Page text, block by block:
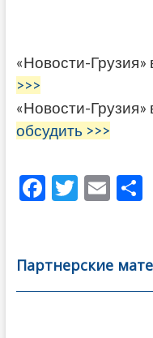
«Новости-Грузия»
>>>
«Новости-Грузия»
обсудить >>>
F
b
o
T
er
E
l
О
Партнерские